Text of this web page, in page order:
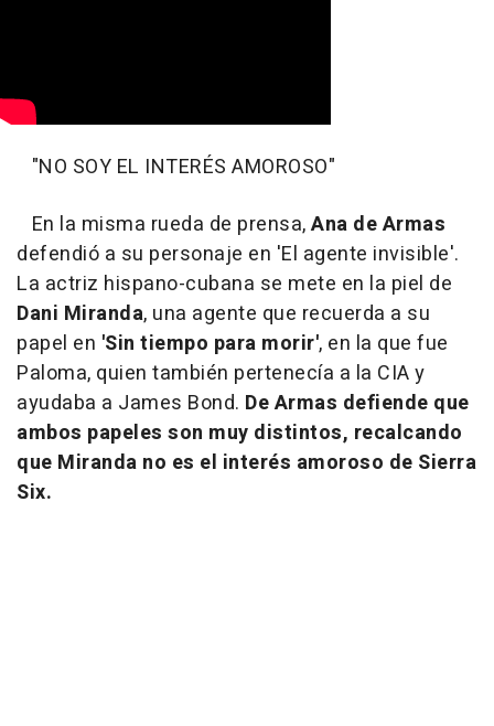
"NO SOY EL INTERÉS AMOROSO"
En la misma rueda de prensa,Ana de Armas
defendió a su personaje en 'El agente invisible'.
La actriz hispano-cubana se mete en la piel de
Dani Miranda, una agente que recuerda a su
papel en 'Sin tiempo para morir', en la que fue
Paloma, quien también pertenecía a la CIA y
ayudaba a James Bond. De Armas defiende que
ambos papeles son muy distintos, recalcando
que Miranda no es el interés amoroso de Sierra
Six.